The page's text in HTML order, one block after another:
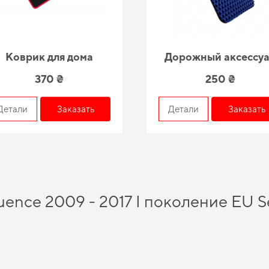
Коврик для дома
370 ₴
Заказать
Дорожный
250 ₴
Детали Заказать
2009 - 2017 I поколение EU
комфорт от использования